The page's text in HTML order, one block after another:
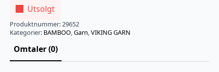
Utsolgt
Produktnummer:29652
Kategorier: BAMBOO,Garn,VIKING GARN
Omtaler (0)